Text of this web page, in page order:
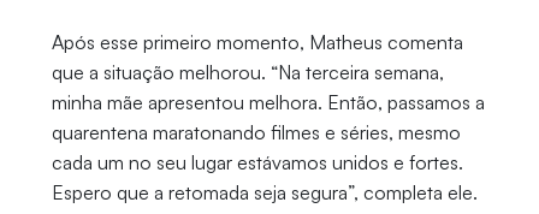
Após esse primeiro momento, Matheus comenta
que a situação melhorou. “Na terceira semana,
minha mãe apresentou melhora. Então, passamos a
quarentena maratonando filmes e séries, mesmo
cada um no seu lugar estávamos unidos e fortes.
Espero que a retomada seja segura”, completa ele.